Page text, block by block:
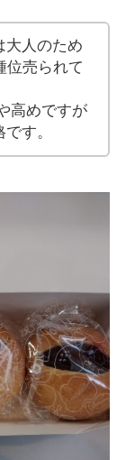
大人のため
位売られて
高めですが
す。